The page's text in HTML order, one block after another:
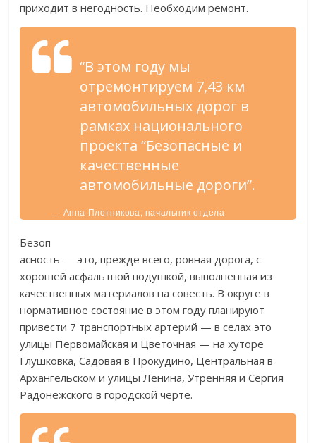
приходит в негодность. Необходим ремонт.
“В этом году мы
отремонтируем 7,43 км
автомобильных дорог в
рамках национального
проекта “Безопасные и
качественные
автомобильные дороги”.
— Анна Плотникова, начальник отдела
благоустройства и дорожного строительства
Безоп
асность — это, прежде всего, ровная дорога, с
хорошей асфальтной подушкой, выполненная из
качественных материалов на совесть. В округе в
нормативное состояние в этом году планируют
привести 7 транспортных артерий — в селах это
улицы Первомайская и Цветочная — на хуторе
Глушковка, Садовая в Прокудино, Центральная в
Архангельском и улицы Ленина, Утренняя и Сергия
Радонежского в городской черте.